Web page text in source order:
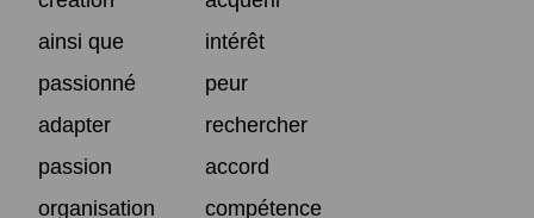
ainsi que
intérêt
passionné
peur
adapter
rechercher
passion
accord
organisation
compétence